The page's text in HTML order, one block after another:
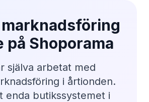
på Shoporama
själva arbetat med
i årtionden.
enda butikssystemet i